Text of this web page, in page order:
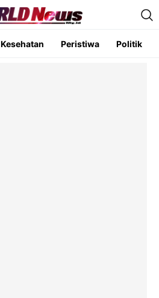
Kesehatan Peristiwa Politik